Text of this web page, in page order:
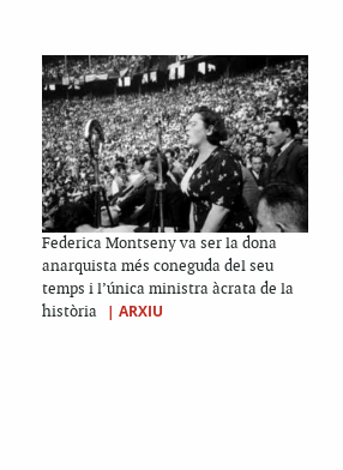
Federica Montseny va ser la dona
anarquista més coneguda del seu
temps i l’única ministra àcrata de la
història
| ARXIU